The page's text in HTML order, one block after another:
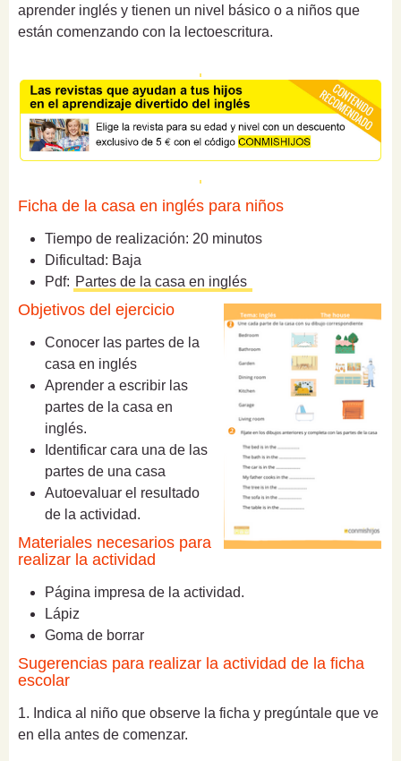
aprender inglés y tienen un nivel básico o a niños que
están comenzando con la lectoescritura.
Ficha de la casa en inglés para niños
Tiempo de realización: 20 minutos
Dificultad: Baja
Pdf: Partes de la casa en inglés
Objetivos del ejercicio
Conocer las partes de la
casa en inglés
Aprender a escribir las
partes de la casa en
inglés.
Identificar cara una de las
partes de una casa
Autoevaluar el resultado
de la actividad.
Materiales necesarios para
realizar la actividad
Página impresa de la actividad.
Lápiz
Goma de borrar
Sugerencias para realizar la actividad de la ficha
escolar
1. Indica al niño que observe la ficha y pregúntale que ve
en ella antes de comenzar.